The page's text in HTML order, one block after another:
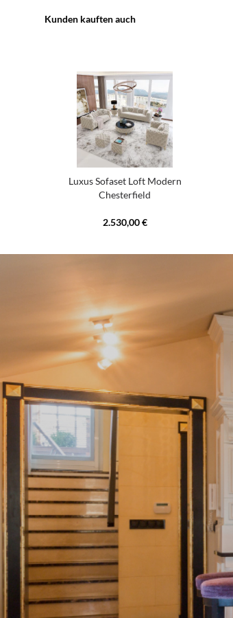
Kunden kauften auch
Luxus Sofaset Loft Modern
Chesterfield
2.530,00 €